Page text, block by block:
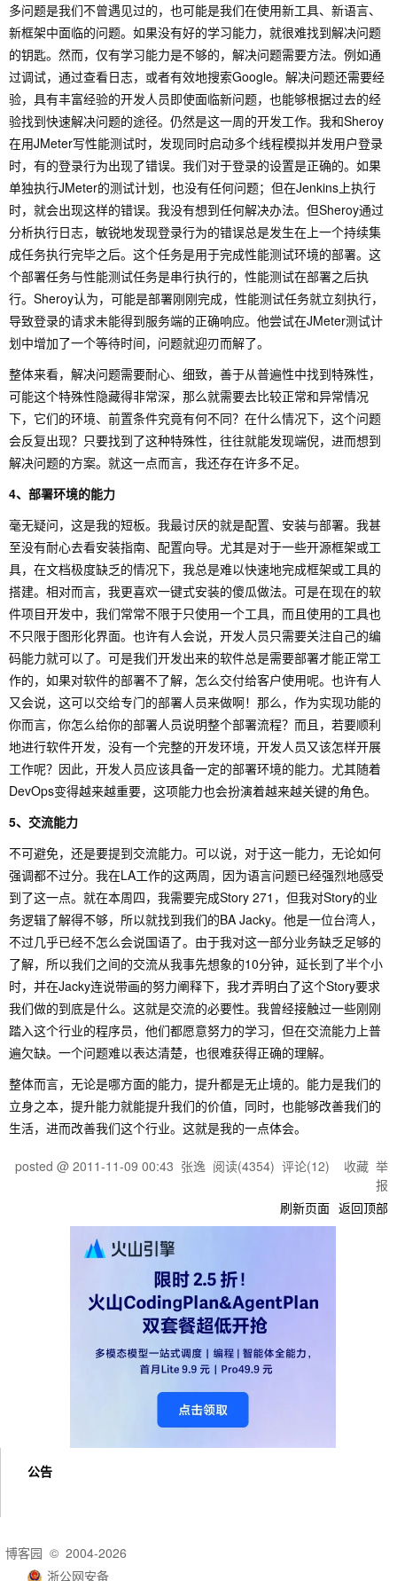
多问题是我们不曾遇见过的，也可能是我们在使用新工具、新语言、
新框架中面临的问题。如果没有好的学习能力，就很难找到解决问题
的钥匙。然而，仅有学习能力是不够的，解决问题需要方法。例如通
过调试，通过查看日志，或者有效地搜索Google。解决问题还需要经
验，具有丰富经验的开发人员即使面临新问题，也能够根据过去的经
验找到快速解决问题的途径。仍然是这一周的开发工作。我和Sheroy
在用JMeter写性能测试时，发现同时启动多个线程模拟并发用户登录
时，有的登录行为出现了错误。我们对于登录的设置是正确的。如果
单独执行JMeter的测试计划，也没有任何问题；但在Jenkins上执行
时，就会出现这样的错误。我没有想到任何解决办法。但Sheroy通过
分析执行日志，敏锐地发现登录行为的错误总是发生在上一个持续集
成任务执行完毕之后。这个任务是用于完成性能测试环境的部署。这
个部署任务与性能测试任务是串行执行的，性能测试在部署之后执
行。Sheroy认为，可能是部署刚刚完成，性能测试任务就立刻执行，
导致登录的请求未能得到服务端的正确响应。他尝试在JMeter测试计
划中增加了一个等待时间，问题就迎刃而解了。
整体来看，解决问题需要耐心、细致，善于从普遍性中找到特殊性，
可能这个特殊性隐藏得非常深，那么就需要去比较正常和异常情况
下，它们的环境、前置条件究竟有何不同？在什么情况下，这个问题
会反复出现？只要找到了这种特殊性，往往就能发现端倪，进而想到
解决问题的方案。就这一点而言，我还存在许多不足。
4、部署环境的能力
毫无疑问，这是我的短板。我最讨厌的就是配置、安装与部署。我甚
至没有耐心去看安装指南、配置向导。尤其是对于一些开源框架或工
具，在文档极度缺乏的情况下，我总是难以快速地完成框架或工具的
搭建。相对而言，我更喜欢一键式安装的傻瓜做法。可是在现在的软
件项目开发中，我们常常不限于只使用一个工具，而且使用的工具也
不只限于图形化界面。也许有人会说，开发人员只需要关注自己的编
码能力就可以了。可是我们开发出来的软件总是需要部署才能正常工
作的，如果对软件的部署不了解，怎么交付给客户使用呢。也许有人
又会说，这可以交给专门的部署人员来做啊！那么，作为实现功能的
你而言，你怎么给你的部署人员说明整个部署流程？而且，若要顺利
地进行软件开发，没有一个完整的开发环境，开发人员又该怎样开展
工作呢？因此，开发人员应该具备一定的部署环境的能力。尤其随着
DevOps变得越来越重要，这项能力也会扮演着越来越关键的角色。
5、交流能力
不可避免，还是要提到交流能力。可以说，对于这一能力，无论如何
强调都不过分。我在LA工作的这两周，因为语言问题已经强烈地感受
到了这一点。就在本周四，我需要完成Story 271，但我对Story的业
务逻辑了解得不够，所以就找到我们的BA Jacky。他是一位台湾人，
不过几乎已经不怎么会说国语了。由于我对这一部分业务缺乏足够的
了解，所以我们之间的交流从我事先想象的10分钟，延长到了半个小
时，并在Jacky连说带画的努力阐释下，我才弄明白了这个Story要求
我们做的到底是什么。这就是交流的必要性。我曾经接触过一些刚刚
踏入这个行业的程序员，他们都愿意努力的学习，但在交流能力上普
遍欠缺。一个问题难以表达清楚，也很难获得正确的理解。
整体而言，无论是哪方面的能力，提升都是无止境的。能力是我们的
立身之本，提升能力就能提升我们的价值，同时，也能够改善我们的
生活，进而改善我们这个行业。这就是我的一点体会。
posted @ 2011-11-09 00:43 张逸 阅读(4354) 评论(12) 收藏 举
报
刷新页面 返回顶部
公告
博客园 © 2004-2026
浙公网安备